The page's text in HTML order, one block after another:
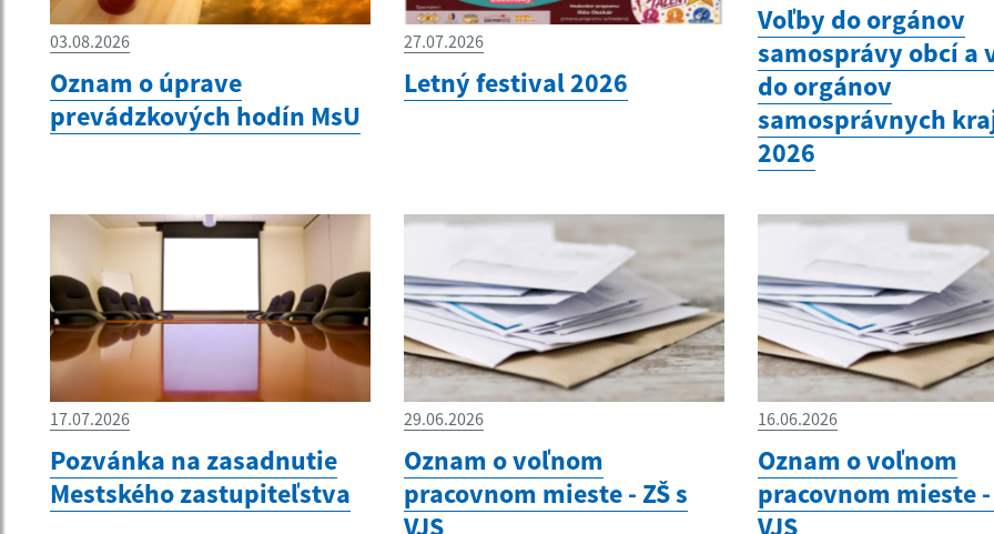
03.08.2026
Oznam o úprave
prevádzkových hodín MsU
27.07.2026
Letný festival 2026
Voľby do orgánov
samosprávy obcí a
do orgánov
samosprávnych
2026
17.07.2026
Pozvánka na zasadnutie
Mestského zastupiteľstva
29.06.2026
Oznam o voľnom
pracovnom mieste - ZŠ s
VJS
16.06.2026
Oznam o voľnom
pracovnom mieste -
VJS